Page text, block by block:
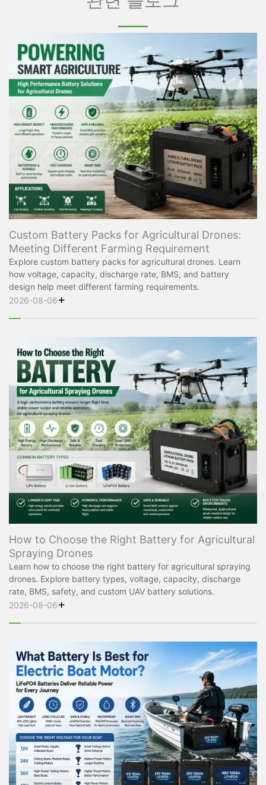
Custom Battery Packs for Agricultural Drones:
Meeting Different Farming Requirement
Explore custom battery packs for agricultural drones. Learn
how voltage, capacity, discharge rate, BMS, and battery
design help meet different farming requirements.
2026-08-06+
How to Choose the Right Battery for Agricultural
Spraying Drones
Learn how to choose the right battery for agricultural spraying
drones. Explore battery types, voltage, capacity, discharge
rate, BMS, safety, and custom UAV battery solutions.
2026-08-06+